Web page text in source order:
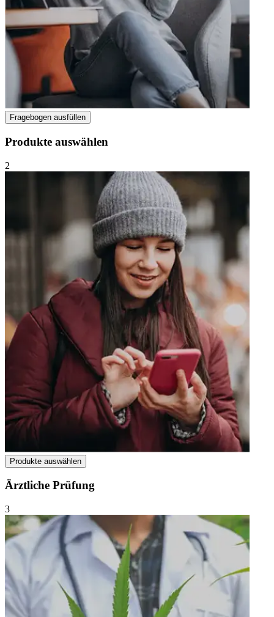
Fragebogen ausfüllen
Produkte auswählen
2
Produkte auswählen
Ärztliche Prüfung
3